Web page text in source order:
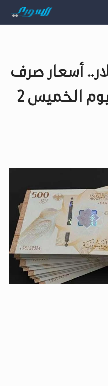
أسعار صرف
الليرة السورية اليوم الخميس 2